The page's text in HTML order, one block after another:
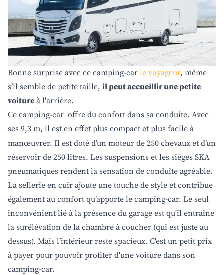
Bonne surprise avec ce camping-car le voyageur, même
s’il semble de petite taille, il peut accueillir une petite
voiture à l'arrière.
Ce camping-car offre du confort dans sa conduite. Avec
ses 9,3 m, il est en effet plus compact et plus facile à
manœuvrer. Il est doté d’un moteur de 250 chevaux et d’un
réservoir de 250 litres. Les suspensions et les sièges SKA
pneumatiques rendent la sensation de conduite agréable.
La sellerie en cuir ajoute une touche de style et contribue
également au confort qu’apporte le camping-car. Le seul
inconvénient lié à la présence du garage est qu'il entraine
la surélévation de la chambre à coucher (qui est juste au
dessus). Mais l’intérieur reste spacieux. C'est un petit prix
à payer pour pouvoir profiter d'une voiture dans son
camping-car.